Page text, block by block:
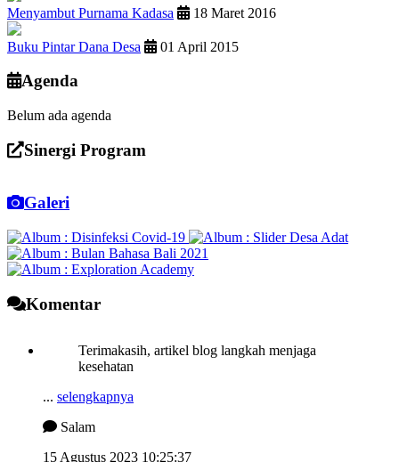
Menyambut Purnama Kadasa 18 Maret 2016
Buku Pintar Dana Desa 01 April 2015
Agenda
Belum ada agenda
Sinergi Program
Galeri
Komentar
kesehatan